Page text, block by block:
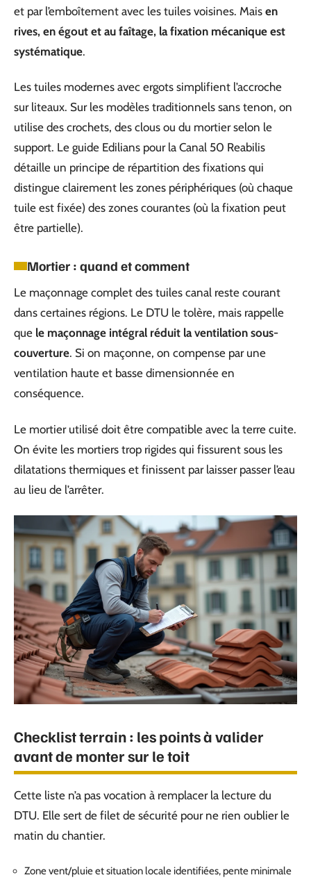
et par l’emboîtement avec les tuiles voisines. Mais en
rives, en égout et au faîtage, la fixation mécanique est
systématique.
Les tuiles modernes avec ergots simplifient l’accroche
sur liteaux. Sur les modèles traditionnels sans tenon, on
utilise des crochets, des clous ou du mortier selon le
support. Le guide Edilians pour la Canal 50 Reabilis
détaille un principe de répartition des fixations qui
distingue clairement les zones périphériques (où chaque
tuile est fixée) des zones courantes (où la fixation peut
être partielle).
Mortier : quand et comment
Le maçonnage complet des tuiles canal reste courant
dans certaines régions. Le DTU le tolère, mais rappelle
que le maçonnage intégral réduit la ventilation sous-
couverture. Si on maçonne, on compense par une
ventilation haute et basse dimensionnée en
conséquence.
Le mortier utilisé doit être compatible avec la terre cuite.
On évite les mortiers trop rigides qui fissurent sous les
dilatations thermiques et finissent par laisser passer l’eau
au lieu de l’arrêter.
Checklist terrain : les points à valider
avant de monter sur le toit
Cette liste n’a pas vocation à remplacer la lecture du
DTU. Elle sert de filet de sécurité pour ne rien oublier le
matin du chantier.
Zone vent/pluie et situation locale identifiées, pente minimale